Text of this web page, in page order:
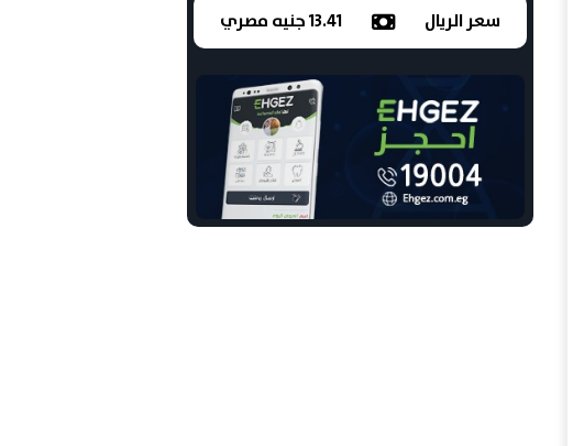
سعر الريال 13.41 جنيه مصري